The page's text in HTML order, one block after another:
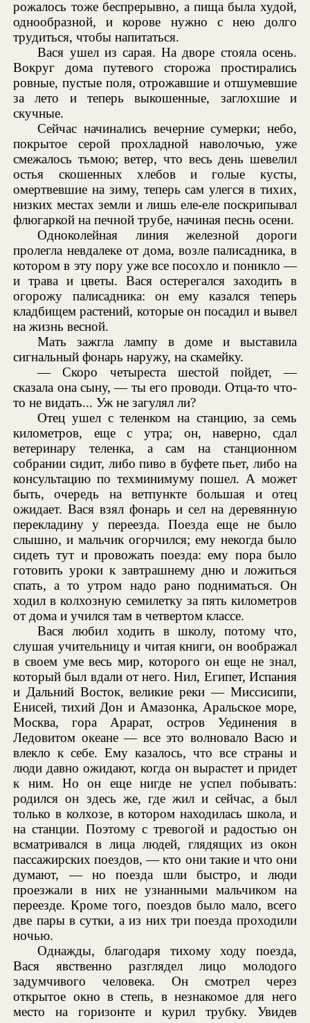
рожалось тоже беспрерывно, а пища была худой,
однообразной, и корове нужно с нею долго
трудиться, чтобы напитаться.
Вася ушел из сарая. На дворе стояла осень.
Вокруг дома путевого сторожа простирались
ровные, пустые поля, отрожавшие и отшумевшие
за лето и теперь выкошенные, заглохшие и
скучные.
Сейчас начинались вечерние сумерки; небо,
покрытое серой прохладной наволочью, уже
смежалось тьмою; ветер, что весь день шевелил
остья скошенных хлебов и голые кусты,
омертвевшие на зиму, теперь сам улегся в тихих,
низких местах земли и лишь еле-еле поскрипывал
флюгаркой на печной трубе, начиная песнь осени.
Одноколейная линия железной дороги
пролегла невдалеке от дома, возле палисадника, в
котором в эту пору уже все посохло и поникло —
и трава и цветы. Вася остерегался заходить в
огорожу палисадника: он ему казался теперь
кладбищем растений, которые он посадил и вывел
на жизнь весной.
Мать зажгла лампу в доме и выставила
сигнальный фонарь наружу, на скамейку.
— Скоро четыреста шестой пойдет, —
сказала она сыну, — ты его проводи. Отца-то что-
то не видать... Уж не загулял ли?
Отец ушел с теленком на станцию, за семь
километров, еще с утра; он, наверно, сдал
ветеринару теленка, а сам на станционном
собрании сидит, либо пиво в буфете пьет, либо на
консультацию по техминимуму пошел. А может
быть, очередь на ветпункте большая и отец
ожидает. Вася взял фонарь и сел на деревянную
перекладину у переезда. Поезда еще не было
слышно, и мальчик огорчился; ему некогда было
сидеть тут и провожать поезда: ему пора было
готовить уроки к завтрашнему дню и ложиться
спать, а то утром надо рано подниматься. Он
ходил в колхозную семилетку за пять километров
от дома и учился там в четвертом классе.
Вася любил ходить в школу, потому что,
слушая учительницу и читая книги, он воображал
в своем уме весь мир, которого он еще не знал,
который был вдали от него. Нил, Египет, Испания
и Дальний Восток, великие реки — Миссисипи,
Енисей, тихий Дон и Амазонка, Аральское море,
Москва, гора Арарат, остров Уединения в
Ледовитом океане — все это волновало Васю и
влекло к себе. Ему казалось, что все страны и
люди давно ожидают, когда он вырастет и придет
к ним. Но он еще нигде не успел побывать:
родился он здесь же, где жил и сейчас, а был
только в колхозе, в котором находилась школа, и
на станции. Поэтому с тревогой и радостью он
всматривался в лица людей, глядящих из окон
пассажирских поездов, — кто они такие и что они
думают, — но поезда шли быстро, и люди
проезжали в них не узнанными мальчиком на
переезде. Кроме того, поездов было мало, всего
две пары в сутки, а из них три поезда проходили
ночью.
Однажды, благодаря тихому ходу поезда,
Вася явственно разглядел лицо молодого
задумчивого человека. Он смотрел через
открытое окно в степь, в незнакомое для него
место на горизонте и курил трубку. Увидев